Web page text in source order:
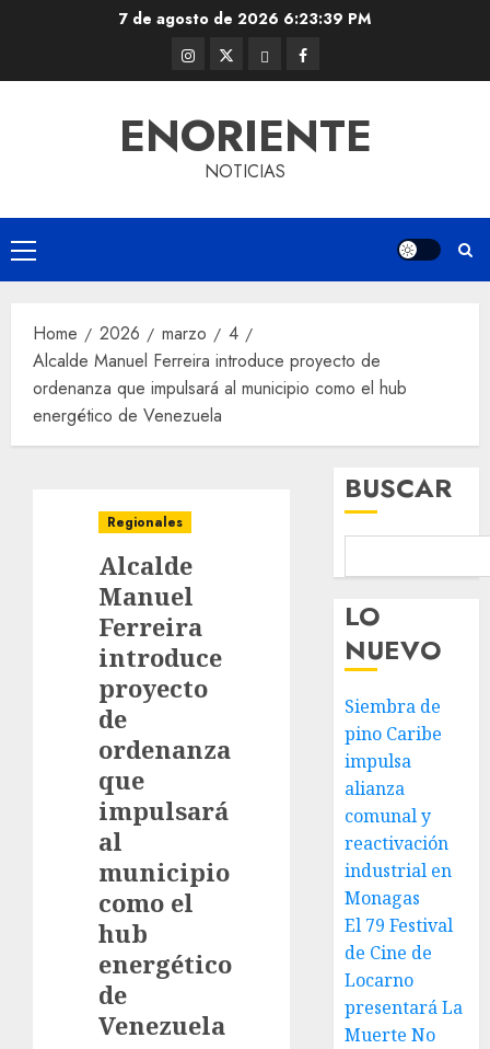
7 de agosto de 2026 6:23:40 PM
Instagram
@EnOriente
Twitter
(X)
ThreadsFacebook
ENORIENTE
NOTICIAS
Primary
Menu
Home 2026 marzo
4
Alcalde Manuel Ferreira introduce proyecto de
ordenanza que impulsará al municipio como el hub
energético de Venezuela
Regionales
Alcalde
Manuel
Ferreira
introduce
proyecto
de
ordenanza
que
impulsará
al
municipio
como el
hub
energético
de
Venezuela
BUSCAR
LO
NUEVO
Siembra de
pino Caribe
impulsa
alianza
comunal y
reactivación
industrial en
Monagas
El 79 Festival
de Cine de
Locarno
presentará La
Muerte No